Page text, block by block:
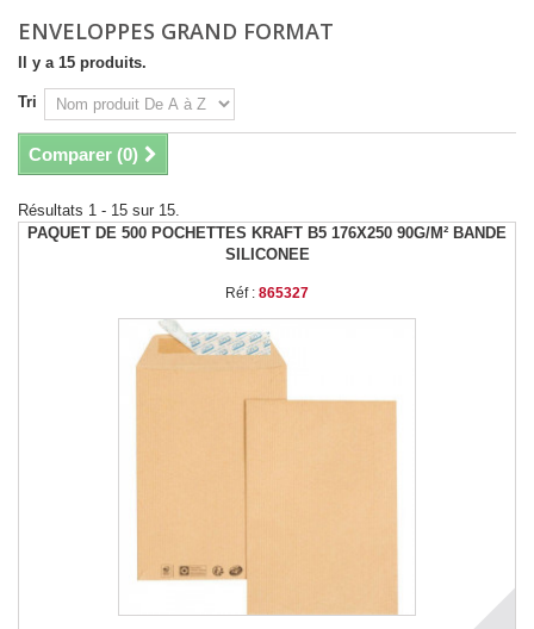
ENVELOPPES GRAND FORMAT
Il y a 15 produits.
Tri
Comparer (0)
Résultats 1 - 15 sur 15.
PAQUET DE 500 POCHETTES KRAFT B5 176X250 90G/M² BANDE
SILICONEE
Réf : 865327